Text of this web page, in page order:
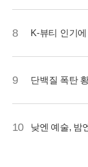
8 K-뷰티 인기
9 단백질 폭탄
10 낮엔 예술, 밤